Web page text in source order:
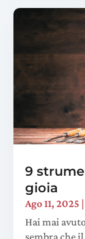
9
gioia
Ago 11, 2025
Hai mai